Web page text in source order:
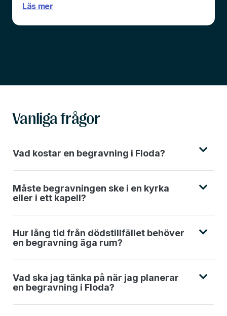
Läs mer
Vanliga frågor
Vad kostar en begravning i Floda?
Måste begravningen ske i en kyrka
eller i ett kapell?
Hur lång tid från dödstillfället behöver
en begravning äga rum?
Vad ska jag tänka på när jag planerar
en begravning i Floda?